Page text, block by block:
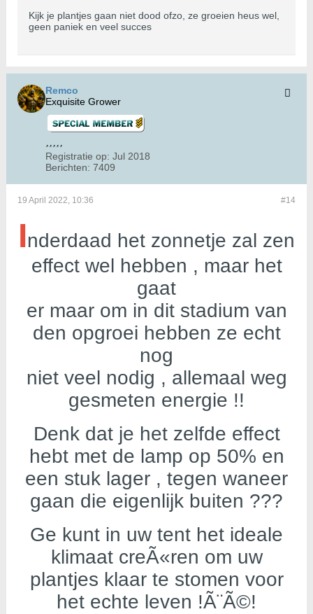
Kijk je plantjes gaan niet dood ofzo, ze groeien heus wel,
geen paniek en veel succes
Remco
Exquisite Grower
Registratie op: Jul 2018
Berichten: 7409
#14
19 April 2022, 10:36
Inderdaad het zonnetje zal zen
effect wel hebben , maar het
gaat
er maar om in dit stadium van
den opgroei hebben ze echt
nog
niet veel nodig , allemaal weg
gesmeten energie !!
Denk dat je het zelfde effect
hebt met de lamp op 50% en
een stuk lager , tegen waneer
gaan die eigenlijk buiten ???
Ge kunt in uw tent het ideale
klimaat creÃ«ren om uw
plantjes klaar te stomen voor
het echte leven !Ã¨Ã©!